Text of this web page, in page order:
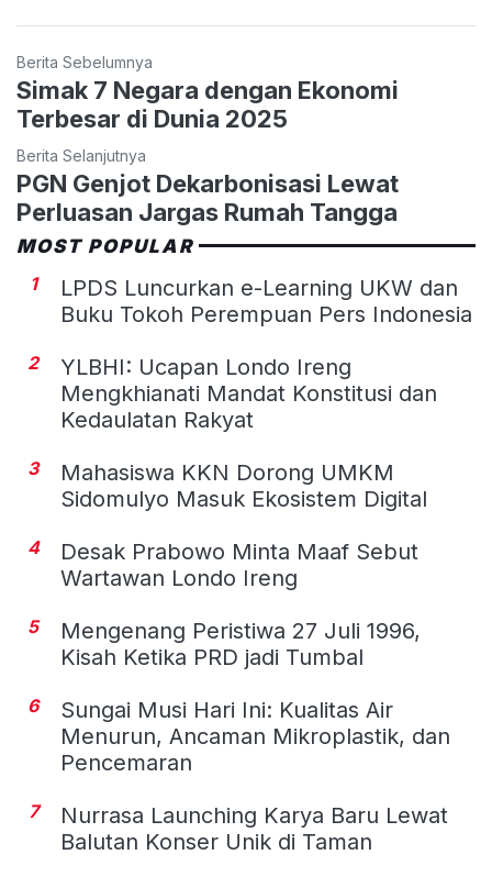
Berita Sebelumnya
Simak 7 Negara dengan Ekonomi
Terbesar di Dunia 2025
Berita Selanjutnya
PGN Genjot Dekarbonisasi Lewat
Perluasan Jargas Rumah Tangga
MOST POPULAR
1
LPDS Luncurkan e-Learning UKW dan
Buku Tokoh Perempuan Pers Indonesia
2
YLBHI: Ucapan Londo Ireng
Mengkhianati Mandat Konstitusi dan
Kedaulatan Rakyat
3
Mahasiswa KKN Dorong UMKM
Sidomulyo Masuk Ekosistem Digital
4
Desak Prabowo Minta Maaf Sebut
Wartawan Londo Ireng
5
Mengenang Peristiwa 27 Juli 1996,
Kisah Ketika PRD jadi Tumbal
6
Sungai Musi Hari Ini: Kualitas Air
Menurun, Ancaman Mikroplastik, dan
Pencemaran
7
Nurrasa Launching Karya Baru Lewat
Balutan Konser Unik di Taman